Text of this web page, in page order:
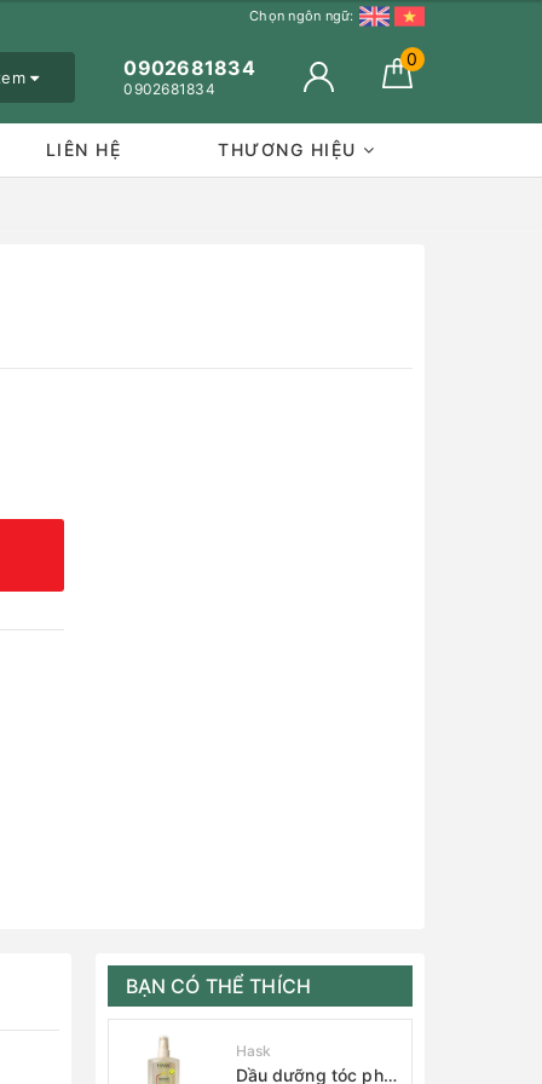
Chọn ngôn ngữ:
0902681834
0902681834
0
LIÊN HỆ THƯƠNG HIỆU
BẠN CÓ THỂ THÍCH
Hask
Dầu dưỡng tóc phục